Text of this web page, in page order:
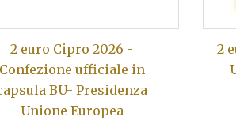
2 euro Cipro 2026 -
Confezione ufficiale in
BU- Presidenza
Unione Europea
2